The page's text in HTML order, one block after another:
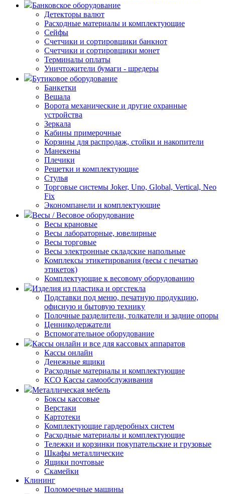
Банковское оборудование
Детекторы валют
Расходные материалы и комплектующие
Сейфы
Счетчики и сортировщики банкнот
Счетчики и сортировщики монет
Терминалы оплаты
Уничтожители бумаги - шредеры
Бутиковое оборудование
Банкетки
Вешала
Ворота механические и другие охранные
устройства
Зеркала
Кабины примерочные
Корзины для распродаж, стойки и накопители
Манекены
Плечики
Решетки и комплектующие
Стулья
Торговые системы Joker, Uno, Global, Vertical, Neo
Fix
Экономпанели и комплектующие
Весы / Весовое оборудование
Весы крановые
Весы лабораторные, ювелирные
Весы торговые
Весы электронные складские напольные
Комплексы этикетирования (весы с печатью
этикеток)
Комплектующие к весовому оборудованию
Изделия из пластика и оргстекла
Подставки под меню, печатную продукцию,
офисную и бытовую технику
Полочные разделители, толкатели и задние опоры
Ценникодержатели
Вспомогательное оборудование
Кассы онлайн и все для кассовых аппаратов
Кассы онлайн
Денежные ящики
Расходные материалы и комплектующие
КСО Кассы самообслуживания
Металлическая мебель
Боксы кассовые
Верстаки
Картотеки
Комплектующие гардеробных систем
Расходные материалы и комплектующие
Тележки и корзинки покупательские и грузовые
Шкафы металлические
Ящики почтовые
Скамейки
Клининг
Поломоечные машины